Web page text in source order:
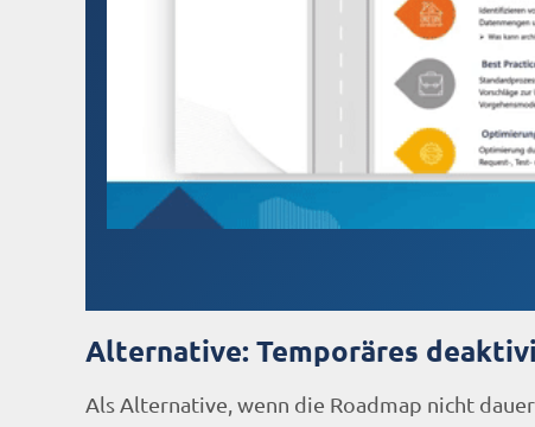
Alternative: Temporäres
Als Alternative, wenn die Roadmap nicht